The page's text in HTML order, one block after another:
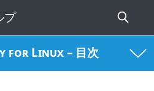
for Linux – 目次